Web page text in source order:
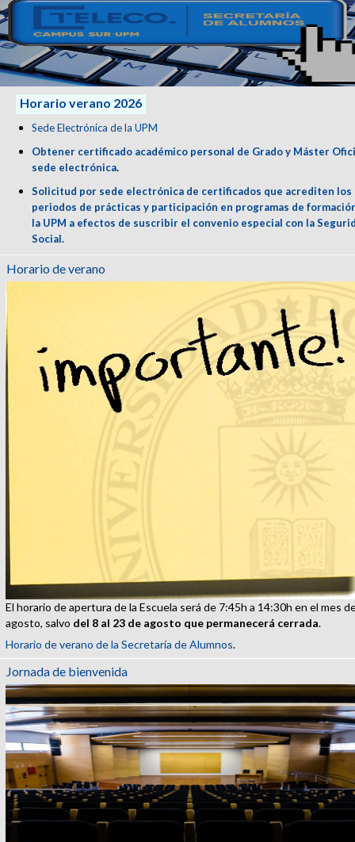
Horario verano 2026
Sede Electrónica de la UPM
Obtener certificado académico personal de Grado y Máster
sede electrónica.
Solicitud por sede electrónica de certificados que acrediten los
periodos de prácticas y participación en programas de
la UPM a efectos de suscribir el convenio especial con la
Social.
Horario de verano
El horario de apertura de la Escuela será de 7:45h a 14:30h en el mes
agosto, salvo del 8 al 23 de agosto que permanecerá cerrada.
Horario de verano de la Secretaría de Alumnos.
Jornada de bienvenida